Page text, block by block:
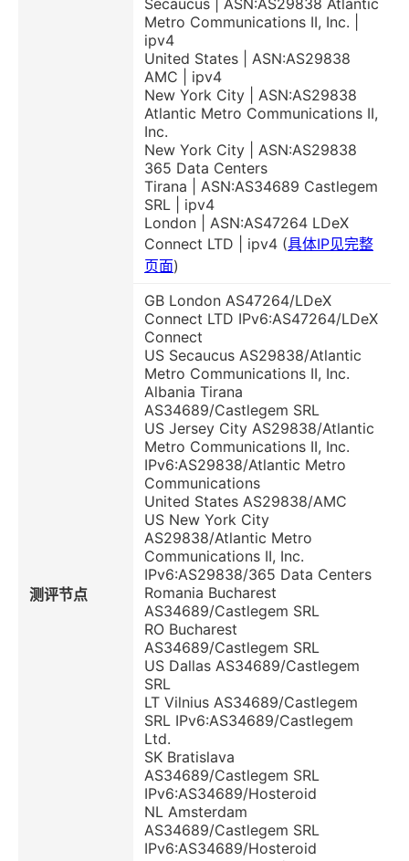
Secaucus | ASN:AS29838 Atlantic
Metro Communications II, Inc. |
ipv4
United States | ASN:AS29838
AMC | ipv4
New York City | ASN:AS29838
Atlantic Metro Communications II,
Inc.
New York City | ASN:AS29838
365 Data Centers
Tirana | ASN:AS34689 Castlegem
SRL | ipv4
London | ASN:AS47264 LDeX
Connect LTD | ipv4 (具体IP见完整
页面)
测评节点
GB London AS47264/LDeX
Connect LTD IPv6:AS47264/LDeX
Connect
US Secaucus AS29838/Atlantic
Metro Communications II, Inc.
Albania Tirana
AS34689/Castlegem SRL
US Jersey City AS29838/Atlantic
Metro Communications II, Inc.
IPv6:AS29838/Atlantic Metro
Communications
United States AS29838/AMC
US New York City
AS29838/Atlantic Metro
Communications II, Inc.
IPv6:AS29838/365 Data Centers
Romania Bucharest
AS34689/Castlegem SRL
RO Bucharest
AS34689/Castlegem SRL
US Dallas AS34689/Castlegem
SRL
LT Vilnius AS34689/Castlegem
SRL IPv6:AS34689/Castlegem
Ltd.
SK Bratislava
AS34689/Castlegem SRL
IPv6:AS34689/Hosteroid
NL Amsterdam
AS34689/Castlegem SRL
IPv6:AS34689/Hosteroid